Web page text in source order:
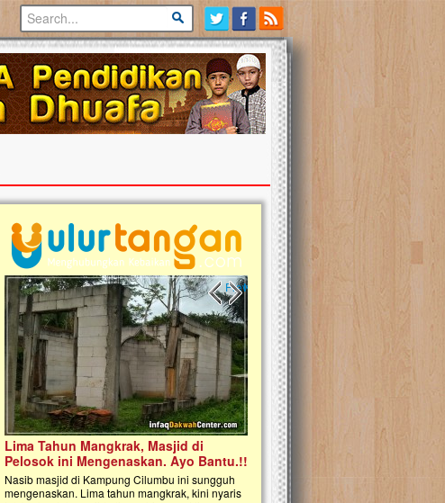
Previous slide
Next slide
Palestina Masih Berduka, Ayo Ulurkan
Tangan Bantu Mereka
Sahabat, Ulurtangan mari kirimkan dukungan
terbaikmu untuk warga Palestina di Gaza demi
menguatkan mereka menghadapi situasi
mencekam ini. Mari dukung mereka dengan
berdonasi dengan cara:...
Open Donasi Wakaf
Rumah Qur'an & TK Islam
Najjah di Jonggol
Saat ini, Ulurtangan bersama Yayasan
Najjahtul Islam Jonggol sedang merintis
pembangunan Rumah Qur’an dan
kanak Islam Terpadu (TKIT) An Najjah
Gedung Majelis Taklim di Jonggol,...